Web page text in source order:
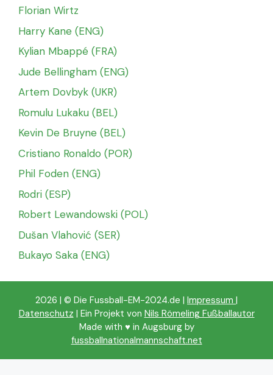
Florian Wirtz
Harry Kane (ENG)
Kylian Mbappé (FRA)
Jude Bellingham (ENG)
Artem Dovbyk (UKR)
Romulu Lukaku (BEL)
Kevin De Bruyne (BEL)
Cristiano Ronaldo (POR)
Phil Foden (ENG)
Rodri (ESP)
Robert Lewandowski (POL)
Dušan Vlahović (SER)
Bukayo Saka (ENG)
2026 | © Die Fussball-EM-2024.de | Impressum |
Datenschutz | Ein Projekt von Nils Römeling Fußballautor
Made with ♥️ in Augsburg by
fussballnationalmannschaft.net